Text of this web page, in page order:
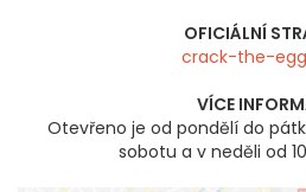
OFICIÁLNÍ
crack-the-
VÍCE
Otevřeno je od pondělí do
sobotu a v neděli od